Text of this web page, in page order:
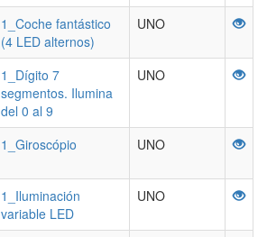
1_Coche fantástico
(4 LED alternos)
UNO
1_Dígito 7
segmentos. Ilumina
del 0 al 9
UNO
1_Giroscópio UNO
1_Iluminación
variable LED
UNO